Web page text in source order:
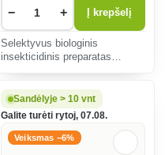
− + Į krepšelį
Selektyvus biologinis
insekticidinis preparatas
puvinių dekoratyvinių augalų
substratuose.
Sandėlyje > 10 vnt
Galite turėti rytoj, 07.08.
Veiksmas −6%